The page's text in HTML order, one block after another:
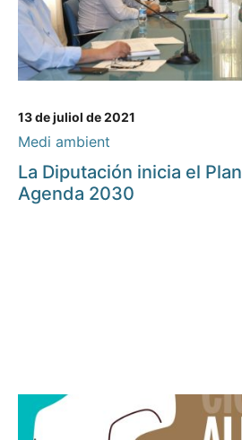
13 de juliol de 2021
Medi ambient
La Diputación inicia el
Agenda 2030